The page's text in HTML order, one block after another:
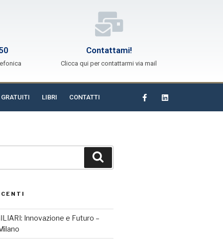
Contattami!
Clicca qui per contattarmi via mail
LIBRI CONTATTI
Innovazione e Futuro –